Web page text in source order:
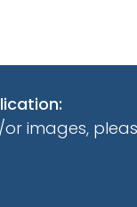
images,